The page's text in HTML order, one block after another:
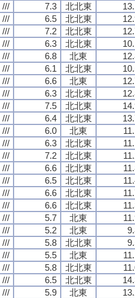
/// 7.3 北北東
/// 6.5 北北東
/// 7.2 北北東
/// 6.3 北北東
/// 6.8 北東
/// 6.1 北北東
/// 6.6 北東
/// 6.3 北北東
/// 7.5 北北東
/// 6.4 北北東
/// 6.0 北東
/// 6.3 北北東
/// 7.2 北北東
/// 6.6 北北東
/// 6.5 北北東
/// 6.6 北北東
/// 6.6 北北東
/// 5.7 北東
/// 5.2 北東
/// 5.8 北北東
/// 5.5 北東
/// 5.8 北北東
/// 6.5 北北東
/// 5.9 北東